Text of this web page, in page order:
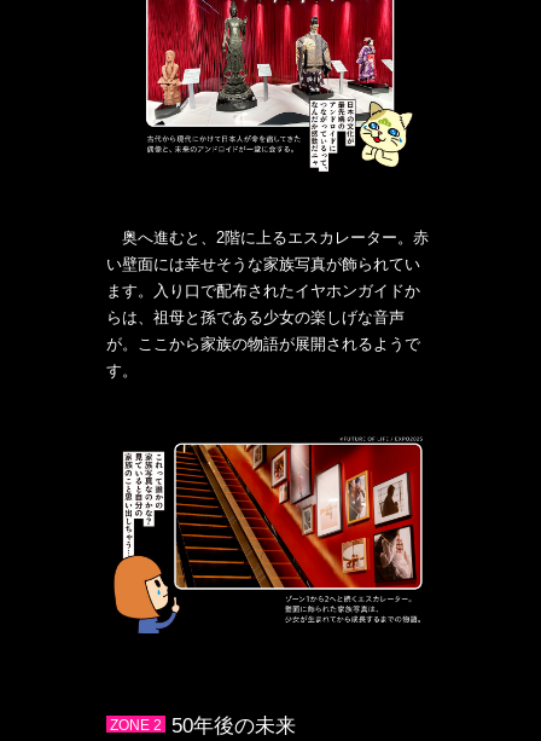
奥へ進むと、2階に上るエスカレーター。赤
い壁面には幸せそうな家族写真が飾られてい
ます。入り口で配布されたイヤホンガイドか
らは、祖母と孫である少女の楽しげな音声
が。ここから家族の物語が展開されるようで
す。
ZONE 2 50年後の未来